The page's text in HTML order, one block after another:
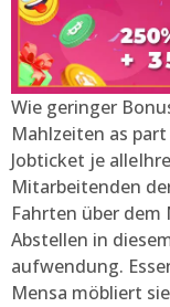
Wie geringer
Mahlzeiten as
Jobticket je
Mitarbeitenden
Fahrten über dem
Abstellen in
aufwendung.
Mensa möbliert